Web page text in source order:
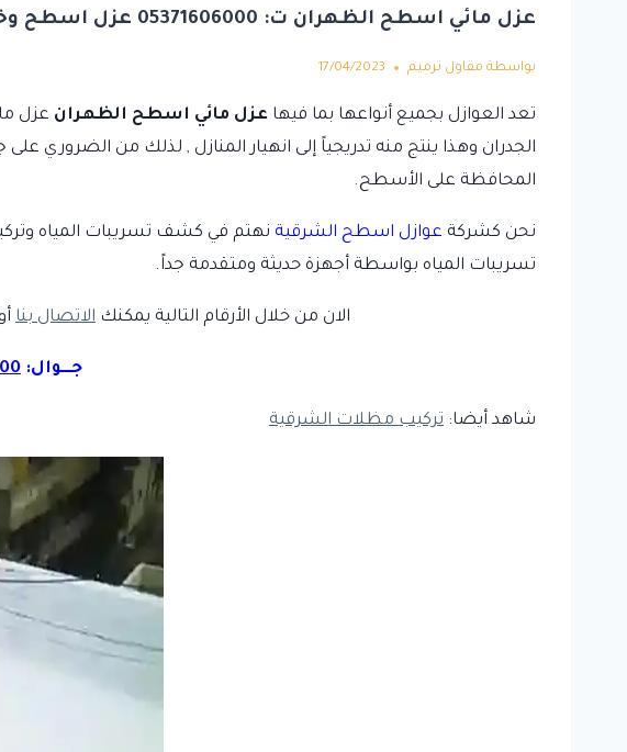
عزل مائي اسطح الظهران ت: 05371606000 عزل اسطح وخزانات الجبيل – طرق عزل الاسطح الخبر
بواسطة مقاول ترميم 17/04/2023
تعد العوازل بجميع أنواعها بما فيها عزل مائي اسطح الظهران عزل
الجدران وهذا ينتج منه تدريجياً إلى انهيار المنازل , لذلك من الضروري
المحافظة على الأسطح.
نحن كشركة عوازل اسطح الشرقية نهتم في كشف تسريبات المياه
تسريبات المياه بواسطة أجهزة حديثة ومتقدمة جداً.
الان من خلال الأرقام التالية يمكنك الاتصال بنا
جـــوال:
شاهد أيضا: تركيب مظلات الشرقية